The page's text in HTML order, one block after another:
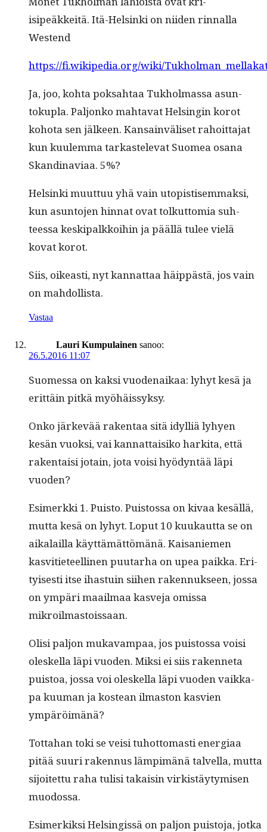
isipeäkkeitä. Itä-Helsin­ki on niiden rin­nal­la
Westend
https://fi.wikipedia.org/wiki/
Ja, joo, koh­ta pok­sah­taa Tukhol­mas­sa asun­
toku­pla. Paljonko mah­ta­vat Helsin­gin korot
koho­ta sen jäl­keen. Kan­sain­väliset rahoit­ta­jat
kun kuulem­ma tarkastel­e­vat Suomea osana
Skan­di­navi­aa. 5%?
Helsin­ki muut­tuu yhä vain utopis­tisem­mak­si,
kun asun­to­jen hin­nat ovat tolkut­to­mia suh­
teessa keskipalkkoi­hin ja pääl­lä tulee vielä
kovat korot.
Siis, oikeasti, nyt kan­nat­taa häip­pästä, jos vain
on mahdollista.
Vastaa
Lauri Kumpulainen sanoo:
26.5.2016 11:07
Suomes­sa on kak­si vuo­de­naikaa: lyhyt kesä ja
erit­täin pitkä myöhäissyksy.
Onko järkevää rak­en­taa sitä idyl­liä lyhyen
kesän vuok­si, vai kan­nat­taisiko harki­ta, että
rak­en­taisi jotain, jota voisi hyö­dyn­tää läpi
vuoden?
Esimerk­ki 1. Puis­to. Puis­tossa on kivaa kesäl­lä,
mut­ta kesä on lyhyt. Lop­ut 10 kuukaut­ta se on
aikalail­la käyt­tämät­tömänä. Kaisaniemen
kasvi­ti­eteelli­nen puu­tarha on upea paik­ka. Eri­
tyis­es­ti itse ihas­tu­in siihen raken­nuk­seen, jos­sa
on ympäri maail­maa kasve­ja omis­sa
mikroilmastoissaan.
Olisi paljon mukavam­paa, jos puis­tossa voisi
oleskel­la läpi vuo­den. Mik­si ei siis raken­neta
puis­toa, jos­sa voi oleskel­la läpi vuo­den vaikka­
pa kuuman ja kostean ilmas­ton kasvien
ympäröimänä?
Tot­ta­han toki se veisi tuhot­tomasti ener­giaa
pitää suuri raken­nus lämpimänä talvel­la, mut­ta
sijoitet­tu raha tulisi takaisin virk­istäy­tymisen
muodossa.
Esimerkik­si Helsingis­sä on paljon puis­to­ja, jot­ka